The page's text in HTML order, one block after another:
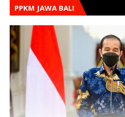
PPKM JAWA BALI